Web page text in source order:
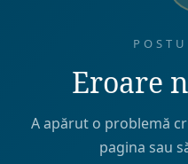
Eroare
A apărut o problemă
pagina sau